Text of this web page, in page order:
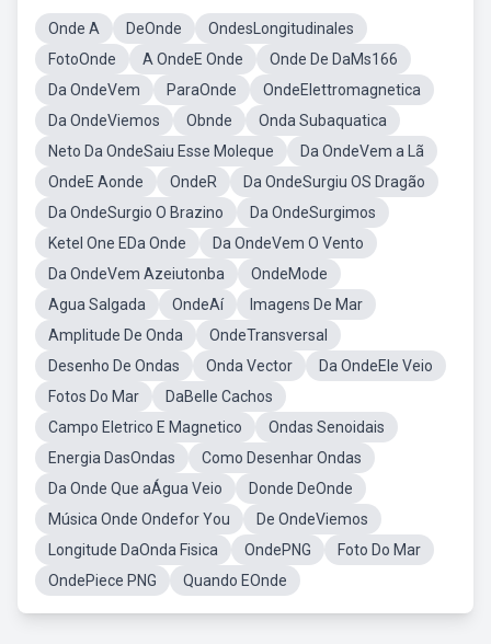
Onde A DeOnde
OndesLongitudinales
FotoOnde
A OndeE Onde
Onde De DaMs166
Da OndeVem
ParaOnde
OndeElettromagnetica
Da OndeViemos
Obnde
Onda Subaquatica
Neto Da OndeSaiu Esse Moleque
Da OndeVem a Lã
OndeE Aonde
OndeR
Da OndeSurgiu OS Dragão
Da OndeSurgio O Brazino
Da OndeSurgimos
Ketel One EDa Onde
Da OndeVem O Vento
Da OndeVem Azeiutonba
OndeMode
Agua Salgada
OndeAí
Imagens De Mar
Amplitude De Onda
OndeTransversal
Desenho De Ondas
Onda Vector
Da OndeEle Veio
Fotos Do Mar
DaBelle Cachos
Campo Eletrico E Magnetico
Ondas Senoidais
Energia DasOndas
Como Desenhar Ondas
Da Onde Que aÁgua Veio
Donde DeOnde
Música Onde Ondefor You
De OndeViemos
Longitude DaOnda Fisica
OndePNG
Foto Do Mar
OndePiece PNG
Quando EOnde